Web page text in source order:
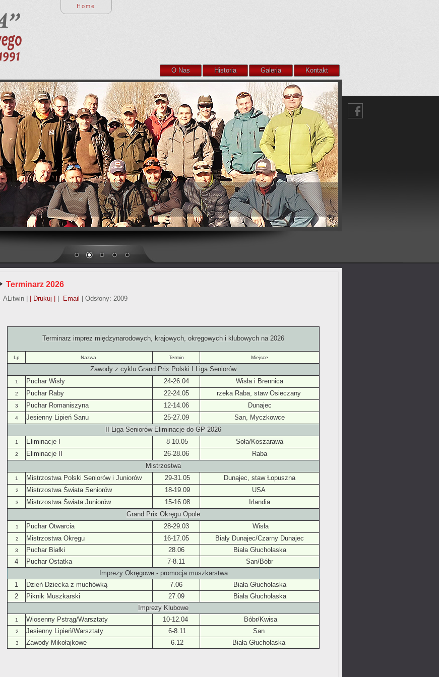
Home
O Nas Historia Galeria Kontakt
Terminarz 2026
ALitwin| | Drukuj | Email | Odsłony: 2009
Terminarz imprez międzynarodowych, krajowych, okręgowych i klubowych na 2026
Lp Nazwa Termin Miejsce
Zawody z cyklu Grand Prix Polski I Liga Seniorów
1 Puchar Wisły 24-26.04 Wisła i Brennica
2 Puchar Raby 22-24.05 rzeka Raba, staw Osieczany
3 Puchar Romaniszyna 12-14.06 Dunajec
4 Jesienny Lipień Sanu 25-27.09
San, Myczkowce
II Liga Seniorów Eliminacje do GP 2026
1 Eliminacje I 8-10.05 Soła/Koszarawa
2 Eliminacje II 26-28.06
Raba
Mistrzostwa
1 Mistrzostwa Polski Seniorów i Juniorów 29-31.05 Dunajec, staw Łopuszna
2 Mistrzostwa Świata Seniorów 18-19.09 USA
3 Mistrzostwa Świata Juniorów 15-16.08
Irlandia
Grand Prix Okręgu Opole
1 Puchar Otwarcia 28-29.03 Wisła
2 Mistrzostwa Okręgu 16-17.05 Biały Dunajec/Czarny Dunajec
3 Puchar Białki 28.06
Biała Głuchołaska
4
Puchar Ostatka 7-8.11
San/Bóbr
Imprezy Okręgowe - promocja muszkarstwa
1
Dzień Dziecka z muchówką 7.06
Biała Głuchołaska
2
Piknik Muszkarski 27.09
Biała Głuchołaska
Imprezy Klubowe
1 Wiosenny Pstrąg/Warsztaty 10-12.04 Bóbr/Kwisa
2 Jesienny Lipień/Warsztaty 6-8.11 San
3 Zawody Mikołajkowe 6.12 Biała Głuchołaska